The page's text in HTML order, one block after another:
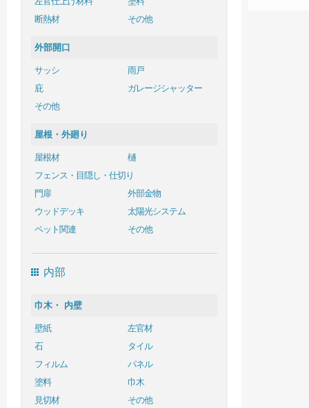
断熱材
その他
外部開口
サッシ
雨戸
庇
ガレージシャッター
その他
屋根・外廻り
屋根材
樋
フェンス・目隠し・仕切り
門扉
外部金物
ウッドデッキ
太陽光システム
ペット関連
その他
内部
巾木・ 内壁
壁紙
左官材
石
タイル
フィルム
パネル
塗料
巾木
見切材
その他